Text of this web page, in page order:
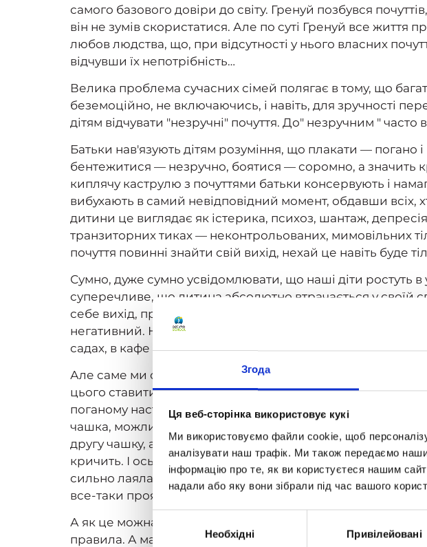
Згода
Ця веб-сторінка використовує кукі
Ми використовуємо файли cookie, щоб
аналізувати наш трафік. Ми також передаємо
інформацію про те, як ви користуєтеся нашим
надали або яку вони зібрали під час вашого
Вибір
Необхідні Привілейовані
самого базового довіри до світу. Гренуй позбувся
він не зумів скористатися. Але по суті Гренуй все життя
любов людства, що, при відсутності у нього власних
відчувши їх непотрібність…
Велика проблема сучасних сімей полягає в тому, що
беземоційно, не включаючись, і навіть, для зручності
дітям відчувати "незручні" почуття. До" незручним "
Батьки нав'язують дітям розуміння, що плакати —
бентежитися — незручно, боятися — соромно, а значить
киплячу каструлю з почуттями батьки консервують і
вибухають в самий невідповідний момент, обдавши всіх,
дитини це виглядає як істерика, психоз, шантаж,
транзиторних тиках — неконтрольованих, мимовільних
почуття повинні знайти свій вихід, нехай це навіть буде
Сумно, дуже сумно усвідомлювати, що наші діти ростуть в
суперечливе, що дитина абсолютно втрачається у своїй
себе вихід, прориваючи батьківську оборону,
негативний. Не випадково епізоди дитячих істерик
садах, в кафе і ресторанах, і, звичайно ж, вдома.
Але саме ми своїми суперечливими реакціями не даємо
цього ставитися. Ось, припустимо, малюк розбив чашку.
поганому настрої, кричить на дитину і лає його.
чашка, можливо, мамі важливіше, ніж я, але я з сумом
другу чашку, але в цей день мама налаштована
кричить. І ось тут дитина приходить в замішання: так
сильно лаяла, а цього разу сказала: "На щастя!". Дитина в
все-таки прояснити ситуацію.
А як це можна зробити? Ну, звичайно ж, — розбивши
правила. А мама не розуміє, що причина даного виду